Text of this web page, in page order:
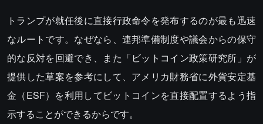
トランプが就任後に直接行政命令を発布するのが最も迅速
なルートです。なぜなら、連邦準備制度や議会からの保守
的な反対を回避でき、また「ビットコイン政策研究所」が
提供した草案を参考にして、アメリカ財務省に外貨安定基
金（ESF）を利用してビットコインを直接配置するよう指
示することができるからです。